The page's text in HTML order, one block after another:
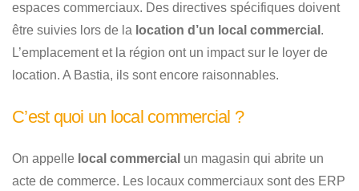
espaces commerciaux. Des directives spécifiques doivent
être suivies lors de la location d’un local commercial .
L’emplacement et la région ont un impact sur le loyer de
location. A Bastia, ils sont encore raisonnables.
C’est quoi un local commercial ?
On appelle local commercial un magasin qui abrite un
acte de commerce. Les locaux commerciaux sont des ERP